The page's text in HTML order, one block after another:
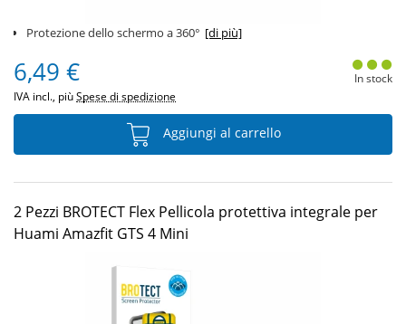
Protezione dello schermo a 360° [di più]
6,49 €
IVA incl., piùSpese di spedizione
In stock
Aggiungi al carrello
2 Pezzi BROTECT Flex Pellicola protettiva integrale per
Huami Amazfit GTS 4 Mini